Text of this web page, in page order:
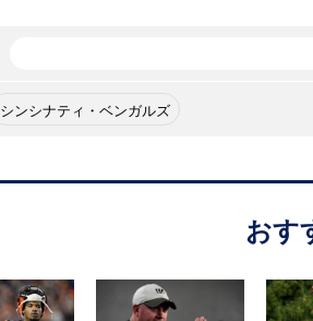
シンシナティ・ベンガルズ
おす